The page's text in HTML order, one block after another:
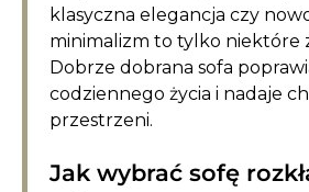
klasyczna elegancja czy
minimalizm to tylko niektóre
Dobrze dobrana sofa
codziennego życia i nadaje
przestrzeni.
Jak wybrać sofę